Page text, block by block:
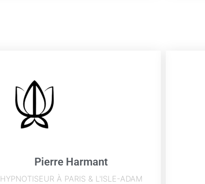
Pierre Harmant
HYPNOTISEUR À PARIS & L'ISLE-ADAM